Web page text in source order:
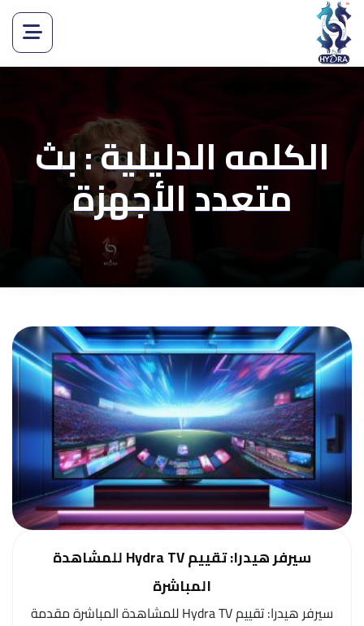
الكلمه الدليلية : بث
متعدد الأجهزة
سيرفر هيدرا: تقييم Hydra TV للمشاهدة
المباشرة
سيرفر هيدرا: تقييم Hydra TV للمشاهدة المباشرة مقدمة